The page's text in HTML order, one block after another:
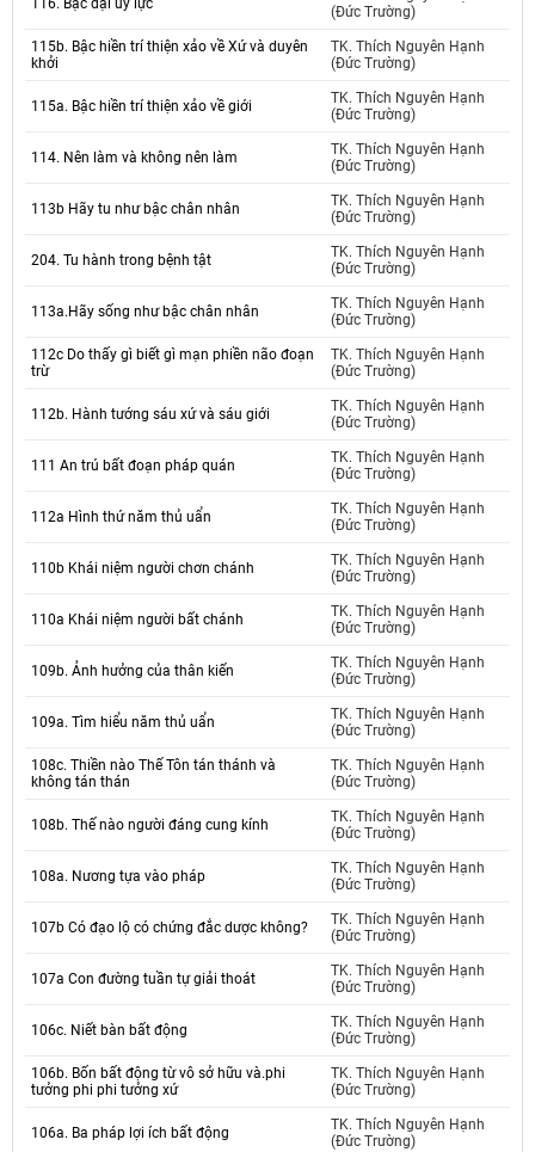
116. Bậc đại uy lực
(Đức Trường)
115b. Bậc hiền trí thiện xảo về Xứ và duyên
khởi
TK. Thích Nguyên Hạnh
(Đức Trường)
115a. Bậc hiền trí thiện xảo về giới
TK. Thích Nguyên Hạnh
(Đức Trường)
114. Nên làm và không nên làm
TK. Thích Nguyên Hạnh
(Đức Trường)
113b Hãy tu như bậc chân nhân
TK. Thích Nguyên Hạnh
(Đức Trường)
204. Tu hành trong bệnh tật
TK. Thích Nguyên Hạnh
(Đức Trường)
113a.Hãy sống như bậc chân nhân
TK. Thích Nguyên Hạnh
(Đức Trường)
112c Do thấy gì biết gì mạn phiền não đoạn
trừ
TK. Thích Nguyên Hạnh
(Đức Trường)
112b. Hành tướng sáu xứ và sáu giới
TK. Thích Nguyên Hạnh
(Đức Trường)
111 An trú bất đoạn pháp quán
TK. Thích Nguyên Hạnh
(Đức Trường)
112a Hình thứ năm thủ uẩn
TK. Thích Nguyên Hạnh
(Đức Trường)
110b Khái niệm người chơn chánh
TK. Thích Nguyên Hạnh
(Đức Trường)
110a Khái niệm người bất chánh
TK. Thích Nguyên Hạnh
(Đức Trường)
109b. Ảnh hưởng của thân kiến
TK. Thích Nguyên Hạnh
(Đức Trường)
109a. Tìm hiểu năm thủ uẩn
TK. Thích Nguyên Hạnh
(Đức Trường)
108c. Thiền nào Thế Tôn tán thánh và
không tán thán
TK. Thích Nguyên Hạnh
(Đức Trường)
108b. Thế nào người đáng cung kính
TK. Thích Nguyên Hạnh
(Đức Trường)
108a. Nương tựa vào pháp
TK. Thích Nguyên Hạnh
(Đức Trường)
107b Có đạo lộ có chứng đắc dược không?
TK. Thích Nguyên Hạnh
(Đức Trường)
107a Con đường tuần tự giải thoát
TK. Thích Nguyên Hạnh
(Đức Trường)
106c. Niết bàn bất động
TK. Thích Nguyên Hạnh
(Đức Trường)
106b. Bốn bất động từ vô sở hữu và.phi
tưởng phi phi tưởng xứ
TK. Thích Nguyên Hạnh
(Đức Trường)
106a. Ba pháp lợi ích bất động
TK. Thích Nguyên Hạnh
(Đức Trường)